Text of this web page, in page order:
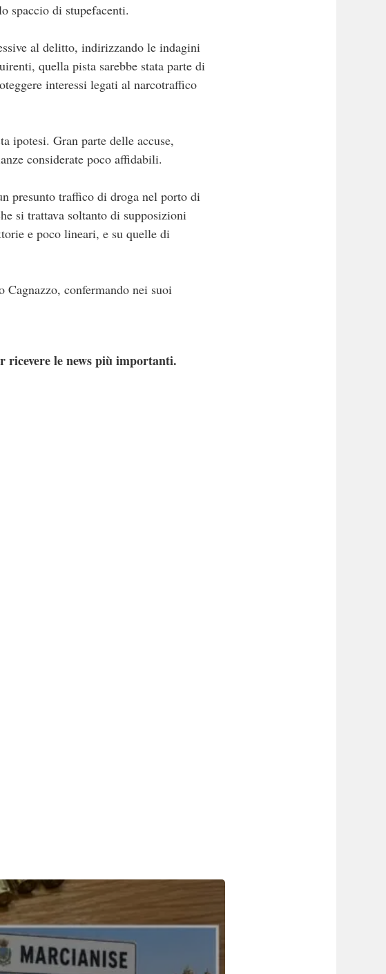
spaccio di stupefacenti.
al delitto, indirizzando le indagini
quella pista sarebbe stata parte di
interessi legati al narcotraffico
ipotesi. Gran parte delle accuse,
considerate poco affidabili.
presunto traffico di droga nel porto di
si trattava soltanto di supposizioni
e poco lineari, e su quelle di
confermando nei suoi
ricevere le news più importanti.